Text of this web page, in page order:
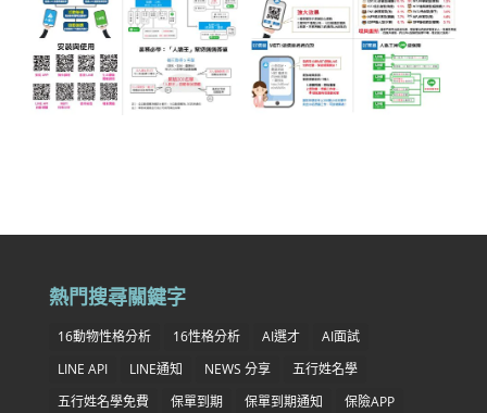
熱門搜尋關鍵字
16動物性格分析 16性格分析 AI選才
AI面試
LINE API
LINE通知 NEWS 分享
五行姓名學
五行姓名學免費
保單到期 保單到期通知
保險APP